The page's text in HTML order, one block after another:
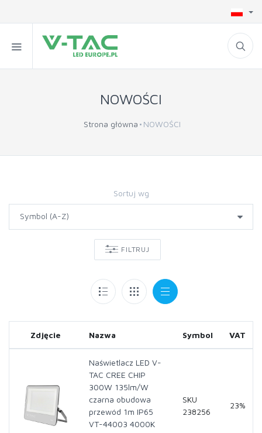
NOWOŚCI
Strona główna NOWOŚCI
Sortuj wg
FILTRUJ
Zdjęcie Nazwa Symbol VAT
Naświetlacz LED V-
TAC CREE CHIP
300W 135lm/W
czarna obudowa
przewód 1m IP65
VT-44003 4000K
SKU
238256
23%